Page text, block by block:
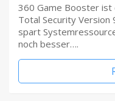
360 Game Booster ist
Total Security Version
spart
noch besser….